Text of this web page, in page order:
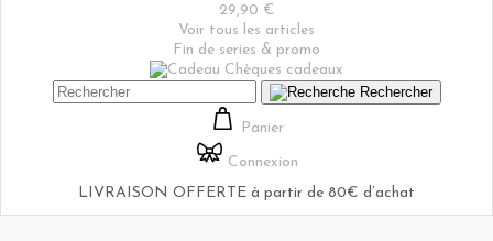
29,90 €
Voir tous les articles
Fin de series & promo
Chèques cadeaux
Rechercher
Panier
Connexion
LIVRAISON OFFERTE à partir de 80€ d’achat